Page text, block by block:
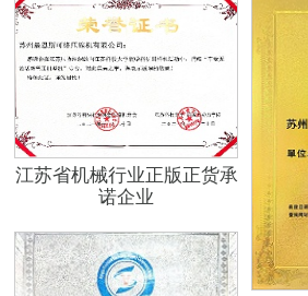
江苏省机械行业正版正货承
诺企业